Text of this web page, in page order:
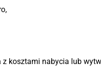
z kosztami nabycia lub